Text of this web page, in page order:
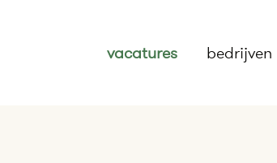
vacatures bedrijven